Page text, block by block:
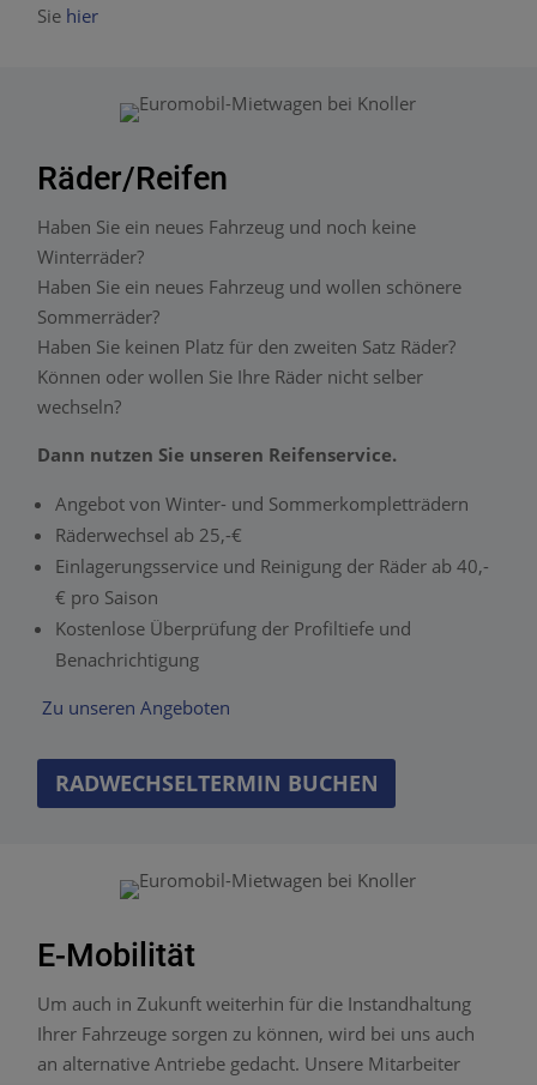
Sie hier
Räder/Reifen
Haben Sie ein neues Fahrzeug und noch keine
Winterräder?
Haben Sie ein neues Fahrzeug und wollen schönere
Sommerräder?
Haben Sie keinen Platz für den zweiten Satz Räder?
Können oder wollen Sie Ihre Räder nicht selber
wechseln?
Dann nutzen Sie unseren Reifenservice.
Angebot von Winter- und Sommerkompletträdern
Räderwechsel ab 25,-€
Einlagerungsservice und Reinigung der Räder ab 40,-
€ pro Saison
Kostenlose Überprüfung der Profiltiefe und
Benachrichtigung
Zu unseren Angeboten
RADWECHSELTERMIN BUCHEN
E-Mobilität
Um auch in Zukunft weiterhin für die Instandhaltung
Ihrer Fahrzeuge sorgen zu können, wird bei uns auch
an alternative Antriebe gedacht. Unsere Mitarbeiter